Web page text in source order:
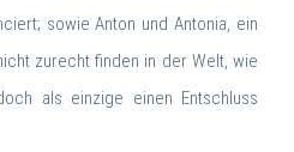
sowie Anton und Antonia, ein
zurecht finden in der Welt, wie
als einzige einen Entschluss